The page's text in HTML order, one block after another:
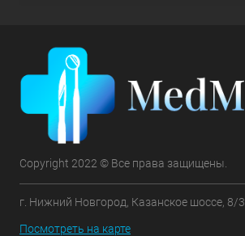
Copyright 2022 © Все права защищены.
г. Нижний Новгород, Казанское шоссе, 8/3
Посмотреть на карте